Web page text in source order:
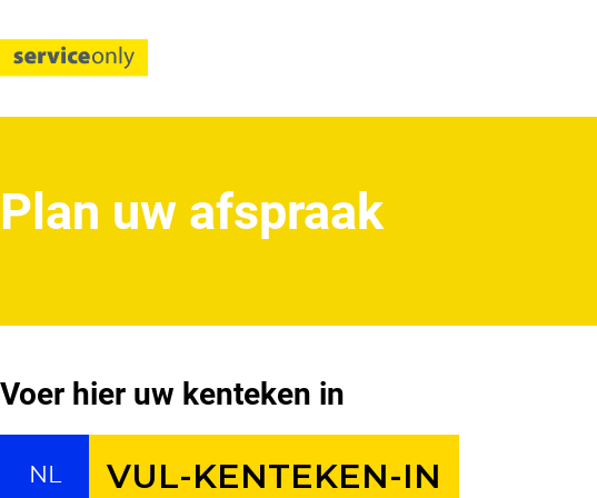
Plan uw afspraak
Voer hier uw kenteken in
NL